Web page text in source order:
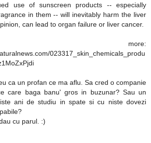
use of sunscreen products -- especially
in them -- will inevitably harm the liver
can lead to organ failure or liver cancer.
more:
023317_skin_chemicals_produ
ca un profan ce ma aflu. Sa cred o companie
care baga banu' gros in buzunar? Sau un
ani de studiu in spate si cu niste dovezi
cu parul. :)